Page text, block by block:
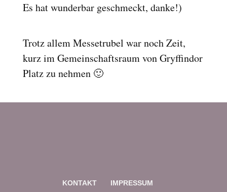
Es hat wunderbar geschmeckt, danke!)
Trotz allem Messetrubel war noch Zeit,
kurz im Gemeinschaftsraum von Gryffindor
Platz zu nehmen 🙂
KONTAKT IMPRESSUM